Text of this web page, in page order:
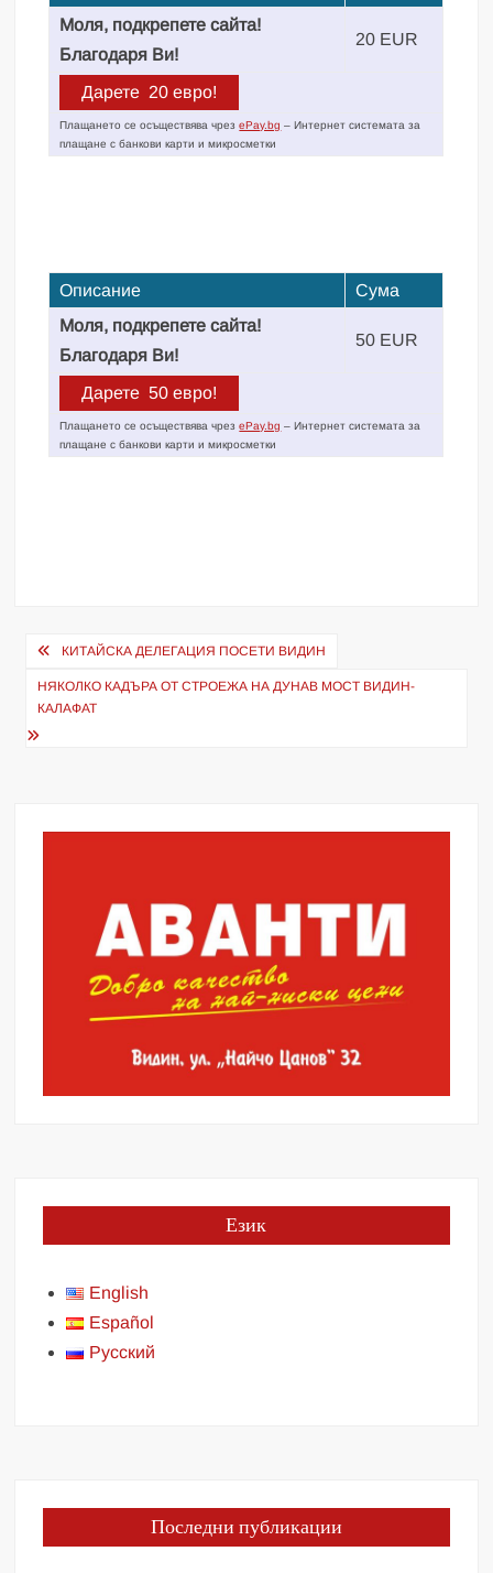
Моля, подкрепете сайта!
Благодаря Ви!
20 EUR
Плащането се осъществява чрезePay.bg – Интернет системата за
плащане с банкови карти и микросметки
Описание
Сума
Моля, подкрепете сайта!
Благодаря Ви!
50 EUR
Плащането се осъществява чрезePay.bg – Интернет системата за
плащане с банкови карти и микросметки
Навигация
КИТАЙСКА ДЕЛЕГАЦИЯ ПОСЕТИ ВИДИН
НЯКОЛКО КАДЪРА ОТ СТРОЕЖА НА ДУНАВ МОСТ ВИДИН-
КАЛАФАТ
Език
English
Español
Русский
Последни публикации